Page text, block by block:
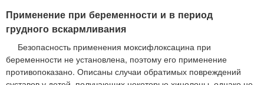
Применение при беременности и в период
грудного вскармливания
Безопасность применения моксифлоксацина при
беременности не установлена, поэтому его применение
противопоказано. Описаны случаи обратимых повреждений